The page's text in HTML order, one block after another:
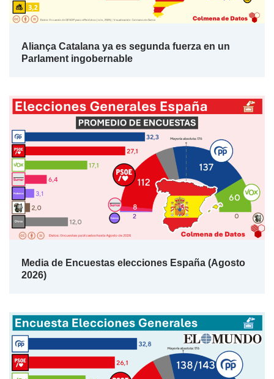
Aliança Catalana ya es segunda fuerza en un
Parlament ingobernable
Media de Encuestas elecciones España (Agosto
2026)